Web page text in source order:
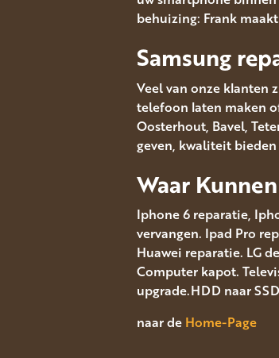
behuizing: Frank
Samsung
Veel van onze klanten
telefoon laten maken
Oosterhout, Bavel,
geven, kwaliteit
Waar
Iphone 6 reparatie,
vervangen. Ipad Pro
Huawei reparatie. LG
Computer kapot.
upgrade.HDD naar
naar de Home-Page